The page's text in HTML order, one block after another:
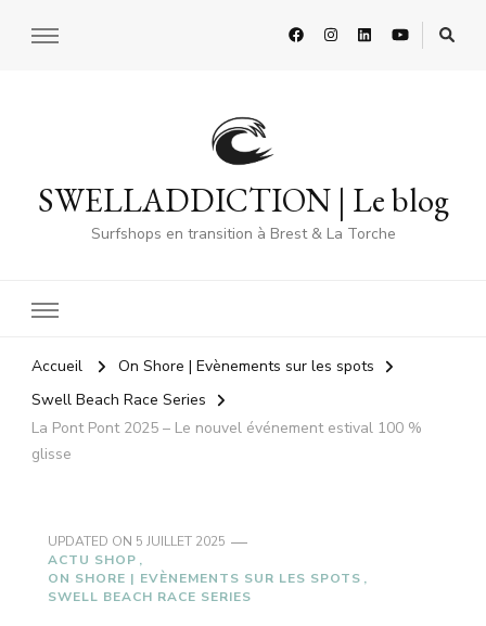
SWELLADDICTION | Le blog
Surfshops en transition à Brest & La Torche
Accueil
On Shore | Evènements sur les spots
Swell Beach Race Series
La Pont Pont 2025 – Le nouvel événement estival 100 %
glisse
UPDATED ON 5 JUILLET 2025
ACTU SHOP
ON SHORE | EVÈNEMENTS SUR LES SPOTS
SWELL BEACH RACE SERIES